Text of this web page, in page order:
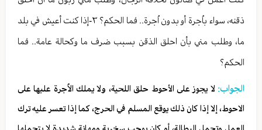
ذقنه، سواء باُجرة أو بدون اُجرة.. فما الحكم؟ ٣-إذا كنت أعيش في بلد
ما، وطلب مني بأن احلق الذقن بسبب ضرف ما وكحالة عامة.. فما
الحكم؟
الجواب: لا يجوز على الأحوط حلق اللحية، ولا يملك الاُجرة عليها على
الاحوط، إلا إذا كان ذلك يوقع المسلم في الحرج، كما إذا تعسر عليه ترك